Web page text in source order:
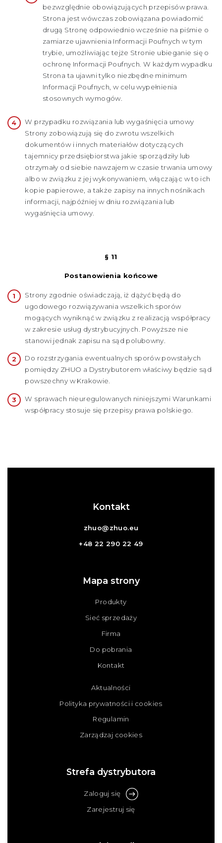
bezwzględnie obowiązujących przepisów prawa.
Strona jest wówczas zobowiązana powiadomić
drugą Stronę odpowiednio wcześnie na piśmie o
zamiarze ujawnienia Informacji Poufnych w tym
trybie, umożliwiając tejże Stronie ubieganie się o
ochronę Informacji Poufnych. W każdym wypadku
Strona ta ujawni tylko niezbędne minimum
Informacji Poufnych, w celu wypełnienia
stosownych wymogów.
W przypadku rozwiązania lub wygaśnięcia umowy
Strony zobowiązują się do zwrotu wszelkich
dokumentów i innych materiałów dotyczących
tajemnicy przedsiębiorstwa jakie sporządziły lub
otrzymały od siebie nawzajem w czasie trwania umowy
albo w związku z jej wykonywaniem, włączając w to ich
kopie papierowe, a także zapisy na innych nośnikach
informacji, najpóźniej w dniu rozwiązania lub
wygaśnięcia umowy.
§ 11
Postanowienia końcowe
Strony zgodnie oświadczają, iż dążyć będą do
ugodowego rozwiązywania wszelkich sporów
mogących wyniknąć w związku z realizacją współpracy
w zakresie usług dystrybucyjnych. Powyższe nie
stanowi jednak zapisu na sąd polubowny.
Do rozstrzygania ewentualnych sporów powstałych
pomiędzy ZHUO a Dystrybutorem właściwy będzie sąd
powszechny w Krakowie.
W sprawach nieuregulowanych niniejszymi Warunkami
współpracy stosuje się przepisy prawa polskiego.
Kontakt
zhuo@zhuo.eu
+48 22 290 22 49
Mapa strony
Produkty
Sieć sprzedaży
Firma
Do pobrania
Kontakt
Aktualności
Polityka prywatności i cookies
Regulamin
Zarządzaj cookies
Strefa dystrybutora
Zaloguj się
Zarejestruj się